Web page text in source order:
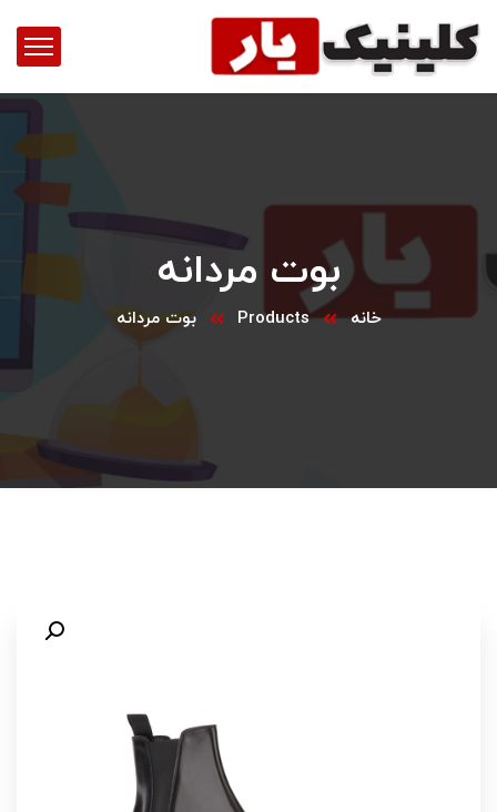
بوت مردانه
خانه Products بوت مردانه